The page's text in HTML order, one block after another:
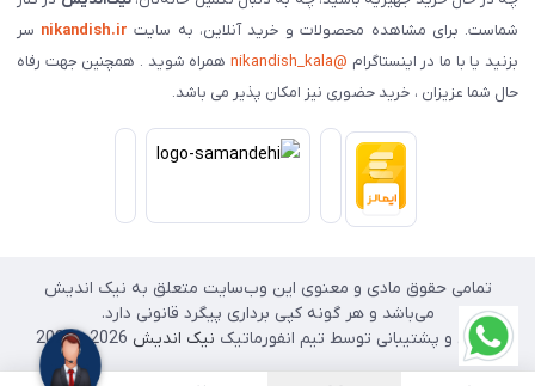
شماست. برای مشاهده محصولات و خرید آنلاین، به سایت nikandish.ir سر
بزنید یا با ما در اینستاگرام @nikandish_kala
همراه شوید . همچنین جهت رفاه
حال شما عزیزان ، خرید حضوری نیز امکان پذیر می باشد.
تمامی حقوق مادی و معنوی این وب‌سایت متعلق به نیک اندیش
می‌باشد و هر گونه کپی برداری پیگرد قانونی دارد.
طراحی و پشتیبانی توسط تیم انفورماتیک نیک اندیش 2026 - 2025